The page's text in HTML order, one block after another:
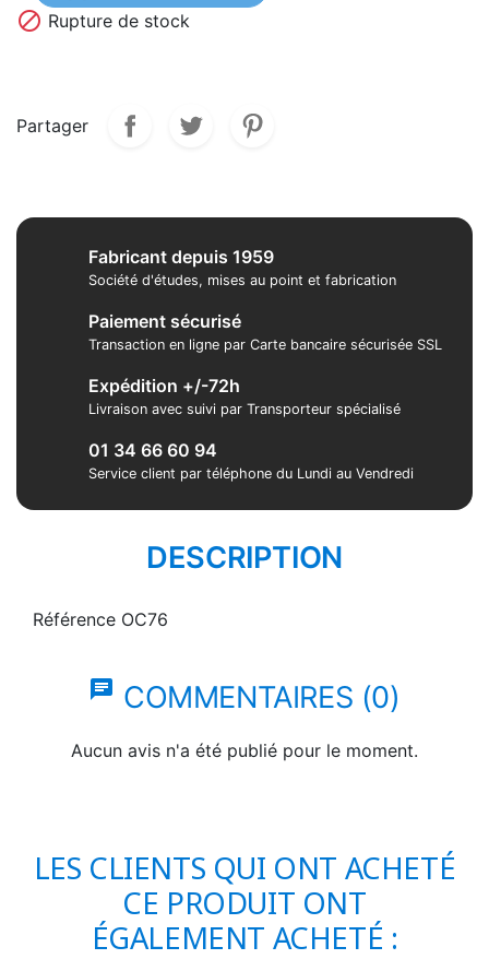
 Rupture de stock
Partager
Fabricant depuis 1959
Société d'études, mises au point et fabrication
Paiement sécurisé
Transaction en ligne par Carte bancaire sécurisée SSL
Expédition +/-72h
Livraison avec suivi par Transporteur spécialisé
01 34 66 60 94
Service client par téléphone du Lundi au Vendredi
DESCRIPTION
Référence OC76
chat COMMENTAIRES (0)
Aucun avis n'a été publié pour le moment.
LES CLIENTS QUI ONT ACHETÉ
CE PRODUIT ONT
ÉGALEMENT ACHETÉ :